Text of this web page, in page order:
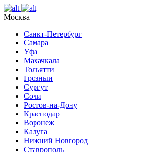
Москва
Санкт-Петербург
Самара
Уфа
Махачкала
Тольятти
Грозный
Сургут
Сочи
Ростов-на-Дону
Краснодар
Воронеж
Калуга
Нижний Новгород
Ставрополь